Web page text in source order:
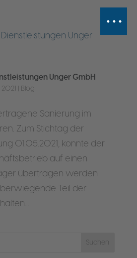
Unger GmbH
2021 Blog
Sanierung im
Zum Stichtag der
01.05.2021, konnte der
auf einen
übertragen werden
Teil der
Suchen